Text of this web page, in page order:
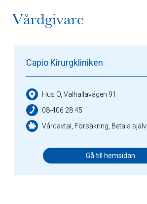
Vårdgivare
Capio Kirurgkliniken
Hus O, Valhallavägen 91
08-406 28 45
Vårdavtal, Försäkring, Betala själv
Gå till hemsidan